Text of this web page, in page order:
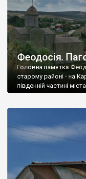
Феодосія.
Головна памятка
старому районі - на
південній частині міста.